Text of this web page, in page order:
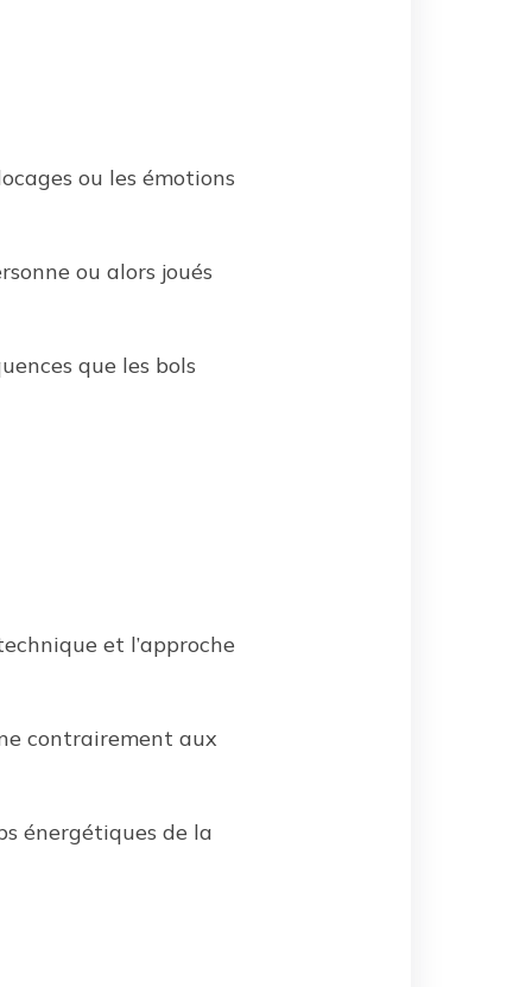
ou les émotions
ou alors joués
que les bols
et l’approche
contrairement aux
énergétiques de la